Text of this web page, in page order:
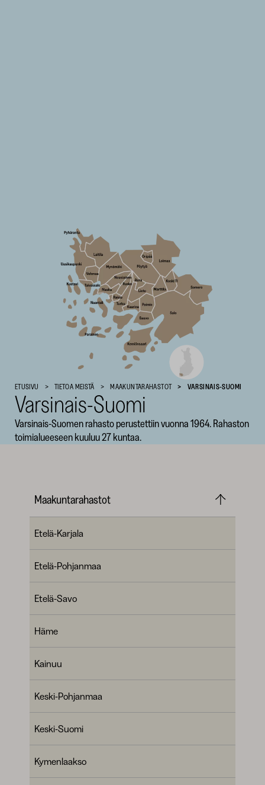
Kulttuurirahasto
ETUSIVU TIETOA MEISTÄ MAAKUNTARAHASTOT VARSINAIS-SUOMI
Varsinais-Suomi
Varsinais-Suomen rahasto perustettiin vuonna 1964. Rahaston
toimialueeseen kuuluu 27 kuntaa.
Maakuntarahastot
Etelä-Karjala
Etelä-Pohjanmaa
Etelä-Savo
Häme
Kainuu
Keski-Pohjanmaa
Keski-Suomi
Kymenlaakso